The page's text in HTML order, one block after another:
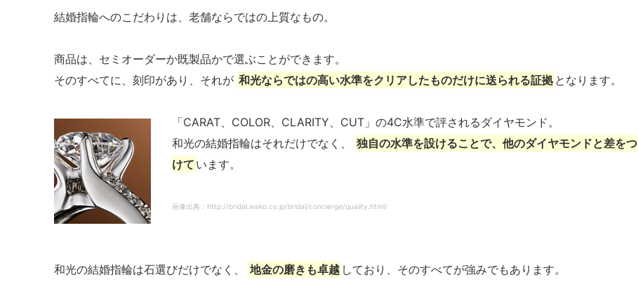
結婚指輪へのこだわりは、老舗ならではの上質なもの。
商品は、セミオーダーか既製品かで選ぶことができます。
そのすべてに、刻印があり、それが 和光ならではの高い水準をクリアしたものだけに送られる証拠 となります。
「CARAT、COLOR、CLARITY、CUT」の4C水準で評されるダイヤモンド。
和光の結婚指輪はそれだけでなく、 独自の水準を設けることで、他のダイヤモンドと差をつ
けて います。
画像出典：http://bridal.wako.co.jp/bridal/concierge/quality.html/
和光の結婚指輪は石選びだけでなく、 地金の磨きも卓越 しており、そのすべてが強みでもあります。